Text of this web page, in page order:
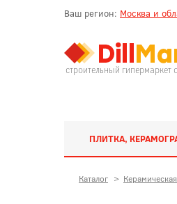
Ваш регион: Москва и
строительный гипермаркет
ПЛИТКА,
Каталог >